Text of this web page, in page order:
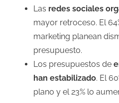
Las redes sociales
mayor retroceso. El
marketing planean
presupuesto.
Los presupuestos de
han estabilizado. El
plano y el 23% lo